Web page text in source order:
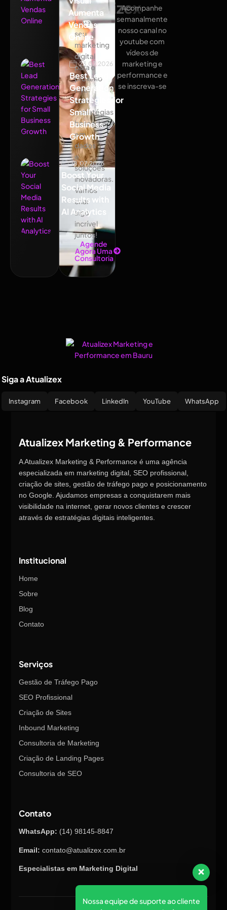
Aumenta
Vendas
Online
23.07.2026
Best Lead
Generation
Strategies for
Small
Business
Growth
18.07.2026
Boost Your
Social Media
Results with
AI Analytics
Atualizex
Leve
seu
marketing
digital
para o
próximo
nível
com
estratégias
baseadas
em
dados
e
soluções
inovadoras.
Vamos
criar
algo
incrível
juntos!
Agende
Agora Uma
Consultoria
Acompanhe
semanalmente
nosso canal no
youtube com
vídeos de
marketing e
performance e
se inscreva-se
Siga a Atualizex
Instagram Facebook LinkedIn YouTube WhatsApp
Atualizex Marketing & Performance
A Atualizex Marketing & Performance é uma agência
especializada em marketing digital, SEO profissional,
criação de sites, gestão de tráfego pago e posicionamento
no Google. Ajudamos empresas a conquistarem mais
visibilidade na internet, gerar novos clientes e crescer
através de estratégias digitais inteligentes.
Institucional
Home
Sobre
Blog
Contato
Serviços
Gestão de Tráfego Pago
SEO Profissional
Criação de Sites
Inbound Marketing
Consultoria de Marketing
Criação de Landing Pages
Consultoria de SEO
Contato
WhatsApp: (14) 98145-8847
Email: contato@atualizex.com.br
Especialistas em Marketing Digital
Nossa equipe de suporte ao cliente